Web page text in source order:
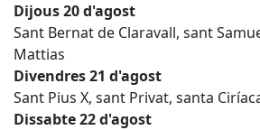
Dijous 20 d'agost
Sant Bernat de Claravall, sant
Mattias
Divendres 21 d'agost
Sant Pius X, sant Privat, santa
Dissabte 22 d'agost